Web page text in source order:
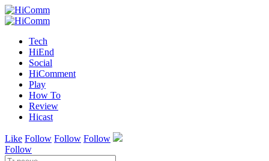
Tech
HiEnd
Social
HiComment
Play
How To
Review
Hicast
Like Follow Follow Follow
Follow